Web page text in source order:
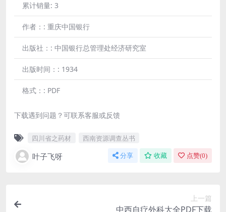
累计销量: 3
作者：: 重庆中国银行
出版社：: 中国银行总管理处经济研究室
出版时间：: 1934
格式：: PDF
下载遇到问题？可联系客服或反馈
四川省之药材 西南资源调查丛书
叶子飞呀 分享 收藏 点赞(0)
上一篇
中西自疗外科大全PDF下载